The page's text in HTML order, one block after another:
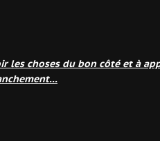
les choses du bon côté et à